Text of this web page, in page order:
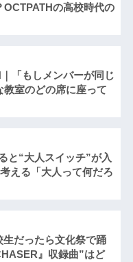
OCTPATHの高校時代の
｜「もしメンバーが同じ
教室のどの席に座って
と“大人スイッチ”が入
える「大人って何だろ
だったら文化祭で踊
』収録曲”はど